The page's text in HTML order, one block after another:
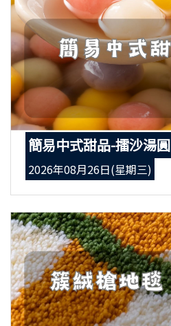
簡易中式甜品-擂沙湯圓
2026年08月26日(星期三)